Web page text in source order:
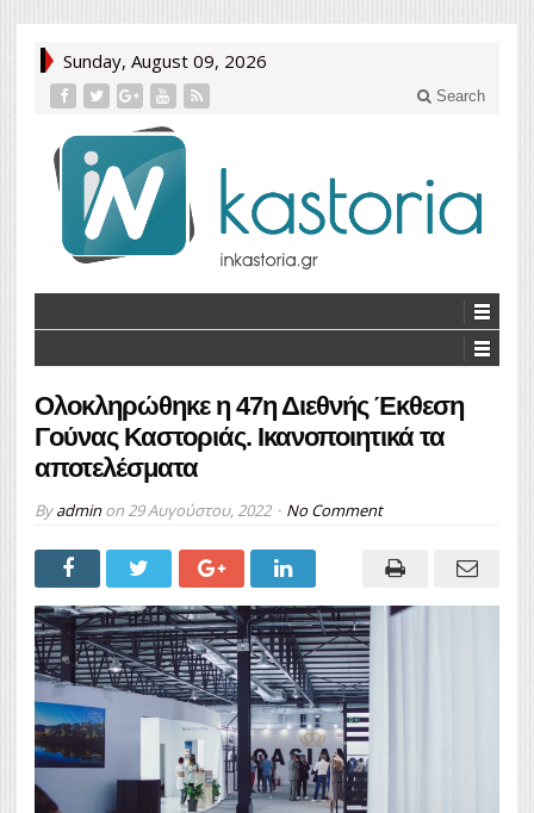
Sunday, August 09, 2026
Search
Ολοκληρώθηκε η 47η Διεθνής Έκθεση
Γούνας Καστοριάς. Ικανοποιητικά τα
αποτελέσματα
Byadminon 29 Αυγούστου, 2022 No Comment